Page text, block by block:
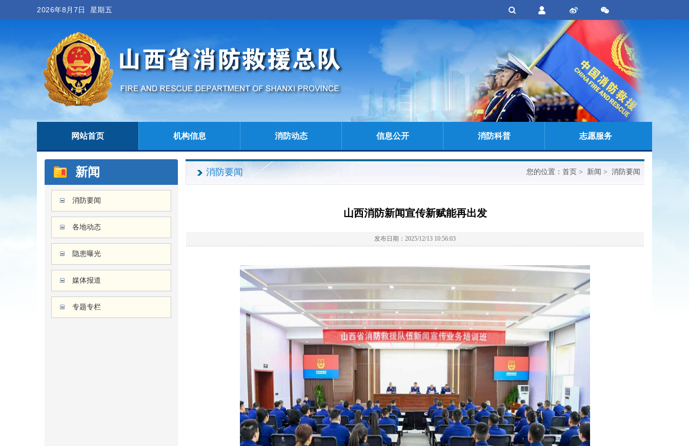
2026年8月7日 星期五
网站首页 机构信息 消防动态 信息公开 消防科普 志愿服务
新闻
消防要闻
各地动态
隐患曝光
媒体报道
专题专栏
消防要闻 您的位置： 首页 > 新闻 > 消防要闻
山西消防新闻宣传新赋能再出发
发布日期：2025/12/13 10:56:03